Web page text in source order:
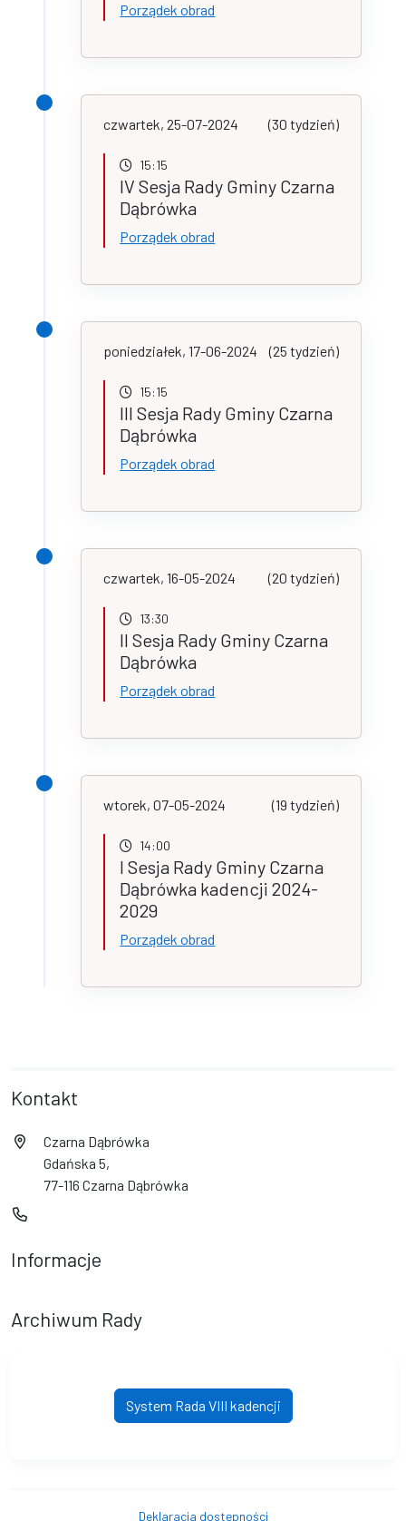
Porządek obrad
czwartek, 25-07-2024 (30 tydzień)
15:15
IV Sesja Rady Gminy Czarna
Dąbrówka
Porządek obrad
poniedziałek, 17-06-2024 (25 tydzień)
15:15
III Sesja Rady Gminy Czarna
Dąbrówka
Porządek obrad
czwartek, 16-05-2024 (20 tydzień)
13:30
II Sesja Rady Gminy Czarna
Dąbrówka
Porządek obrad
wtorek, 07-05-2024 (19 tydzień)
14:00
I Sesja Rady Gminy Czarna
Dąbrówka kadencji 2024-
2029
Porządek obrad
Kontakt
Czarna Dąbrówka
Gdańska 5,
77-116 Czarna Dąbrówka
Informacje
Archiwum Rady
System Rada VIII kadencji
Deklaracja dostępności